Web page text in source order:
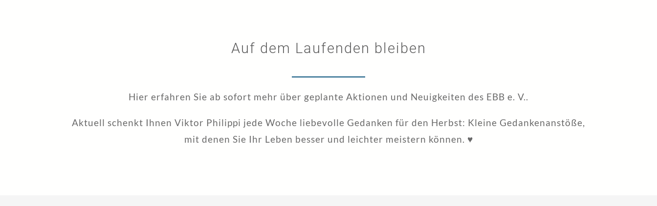
Auf dem Laufenden bleiben
Hier erfahren Sie ab sofort mehr über geplante Aktionen und Neuigkeiten des EBB e. V..
Aktuell schenkt Ihnen Viktor Philippi jede Woche liebevolle Gedanken für den Herbst: Kleine Gedankenanstöße,
mit denen Sie Ihr Leben besser und leichter meistern können. ♥